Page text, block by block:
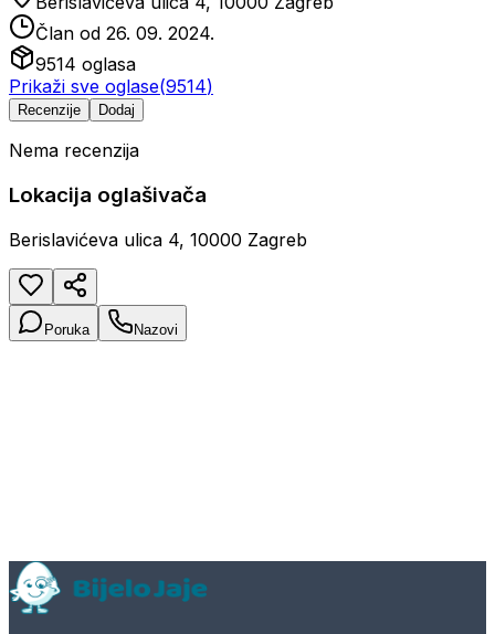
Član od 26. 09. 2024.
9514 oglasa
Prikaži sve oglase(9514)
Recenzije Dodaj
Nema recenzija
Lokacija oglašivača
Berislavićeva ulica 4, 10000 Zagreb
Poruka Nazovi